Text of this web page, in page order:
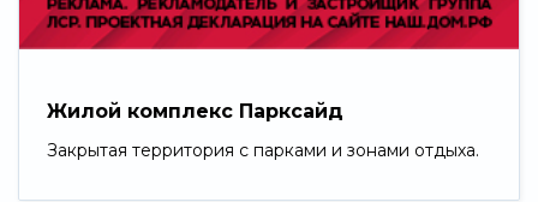
Жилой комплекс Парксайд
Закрытая территория с парками и зонами отдыха.